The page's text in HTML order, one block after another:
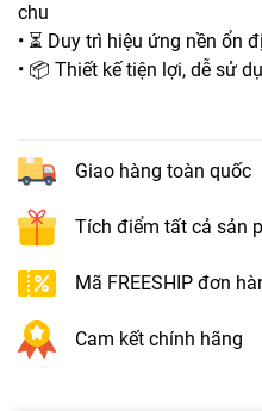
chu
• ⏳ Duy trì hiệu ứng nền ổn
• 📦 Thiết kế tiện lợi, dễ sử
Giao hàng toàn quốc
Tích điểm tất cả sản
Mã FREESHIP đơn
Cam kết chính hãng